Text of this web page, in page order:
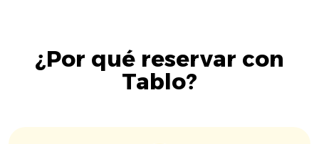
¿Por qué reservar con
Tablo?